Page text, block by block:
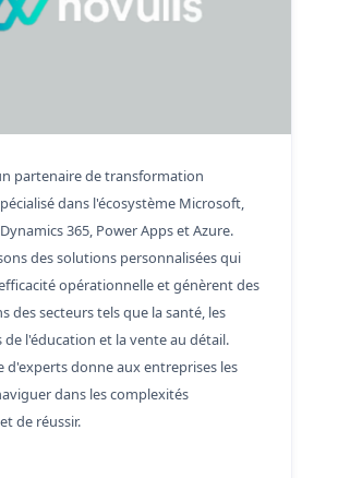
partenaire de transformation
dans l'écosystème Microsoft,
365, Power Apps et Azure.
des solutions personnalisées qui
opérationnelle et génèrent des
des secteurs tels que la santé, les
l'éducation et la vente au détail.
d'experts donne aux entreprises les
dans les complexités
de réussir.